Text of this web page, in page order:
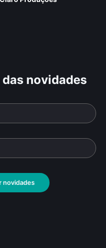
novidades
novidades